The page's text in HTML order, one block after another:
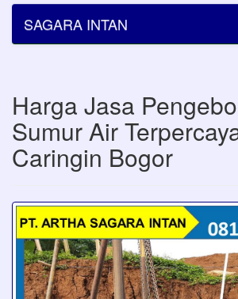
SAGARA INTAN
Harga Jasa
Sumur Air
Caringin Bogor